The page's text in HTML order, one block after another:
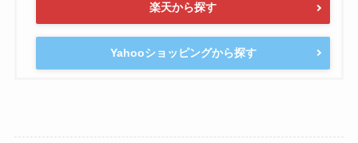
楽天から探す
Yahooショッピングから探す